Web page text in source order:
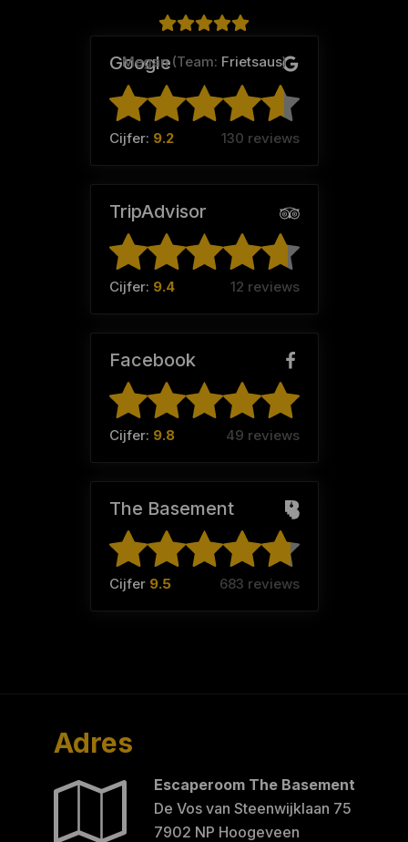
Megan (Team: Frietsaus)
Google
Cijfer: 9.2 130 reviews
TripAdvisor
Cijfer: 9.4 12 reviews
Facebook
Cijfer: 9.8 49 reviews
The Basement
Cijfer 9.5 683 reviews
Adres
Escaperoom The Basement
De Vos van Steenwijklaan 75
7902 NP Hoogeveen